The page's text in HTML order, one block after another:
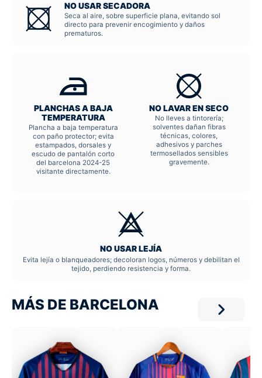
NO USAR SECADORA
Seca al aire, sobre superficie plana, evitando sol
directo para prevenir encogimiento y daños
prematuros.
PLANCHAS A BAJA
TEMPERATURA
Plancha a baja temperatura
con paño protector; evita
estampados, dorsales y
escudo de pantalón corto
del barcelona 2024-25
visitante directamente.
NO LAVAR EN SECO
No lleves a tintorería;
solventes dañan fibras
técnicas, colores,
adhesivos y parches
termosellados sensibles
gravemente.
NO USAR LEJÍA
Evita lejía o blanqueadores; decoloran logos, números y debilitan el
tejido, perdiendo resistencia y forma.
MÁS DE BARCELONA